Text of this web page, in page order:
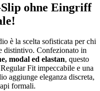
ohne Eingriff
è la scelta sofisticata per chi
distintivo. Confezionato in
modal ed elastan, questo
Fit impeccabile e una
aggiunge eleganza discreta,
formali.